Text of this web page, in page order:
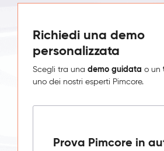
Richiedi una demo
personalizzata
Scegli tra una demo guidata o un
uno dei nostri esperti Pimcore.
Prova Pimcore in